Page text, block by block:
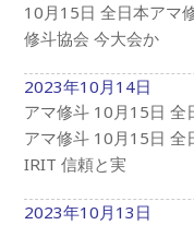
10月15日 全日本アマ
修斗協会 今大会か
2023年10月14日
アマ修斗 10月15日 全
アマ修斗 10月15日
IRIT 信頼と実
2023年10月13日